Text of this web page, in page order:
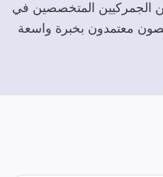
الجمركيين المتخصصين في
معتمدون بخبرة واسعة